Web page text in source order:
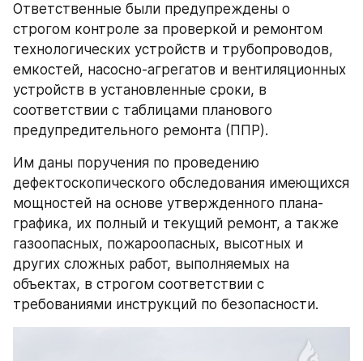
Ответственные были предупреждены о
строгом контроле за проверкой и ремонтом
технологических устройств и трубопроводов,
емкостей, насосно-агрегатов и вентиляционных
устройств в установленные сроки, в
соответствии с таблицами планового
предупредительного ремонта (ППР).
Им даны поручения по проведению
дефектоскопического обследования имеющихся
мощностей на основе утвержденного плана-
графика, их полный и текущий ремонт, а также
газоопасных, пожароопасных, высотных и
других сложных работ, выполняемых на
объектах, в строгом соответствии с
требованиями инструкций по безопасности.